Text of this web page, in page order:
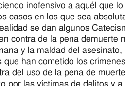
inofensivo a aquél que
casos en los que sea
se dan algunos
contra de la pena
y la maldad del
que han cometido los
del uso de la pena de
por las víctimas de delitos y